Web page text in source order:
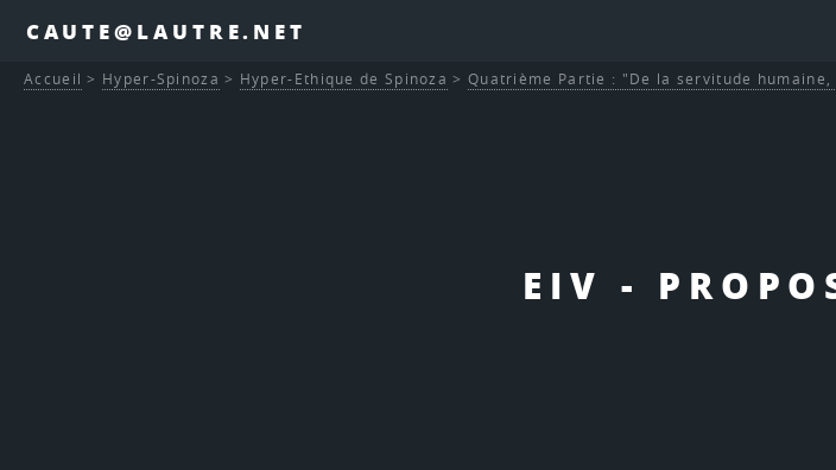
CAUTE@LAUTRE.NET
EIV -
Accueil > Hyper-Spinoza > Hyper-Ethique de Spinoza > Quatrième Partie : "De la servitude